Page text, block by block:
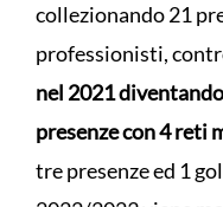
collezionando 21
professionisti,
nel 2021
presenze con 4 reti
tre presenze ed 1